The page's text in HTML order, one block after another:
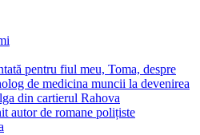
pentru fiul meu, Toma, despre
de medicina muncii la devenirea
din cartierul Rahova
autor de romane polițiste